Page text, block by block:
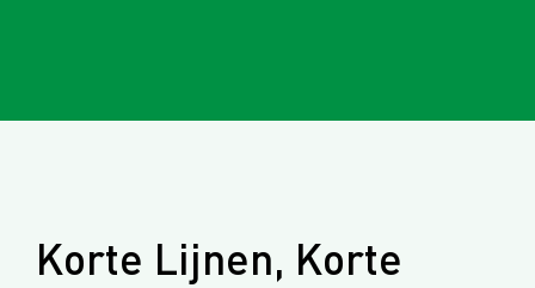
Korte Lijnen, Korte